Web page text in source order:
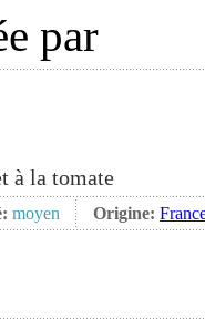
par
à la tomate
moyen Origine: